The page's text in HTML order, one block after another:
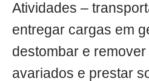
Atividades –
entregar cargas em
destombar e
avariados e prestar